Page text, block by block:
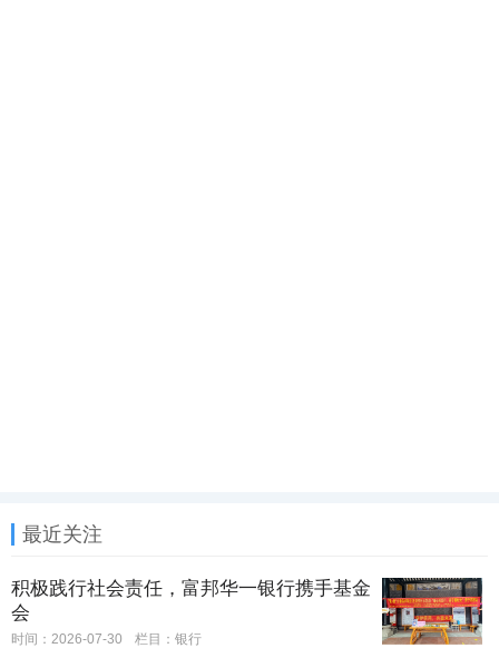
最近关注
积极践行社会责任，富邦华一银行携手基金
会
时间：2026-07-30 栏目： 银行